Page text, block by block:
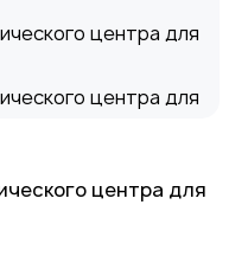
центра для